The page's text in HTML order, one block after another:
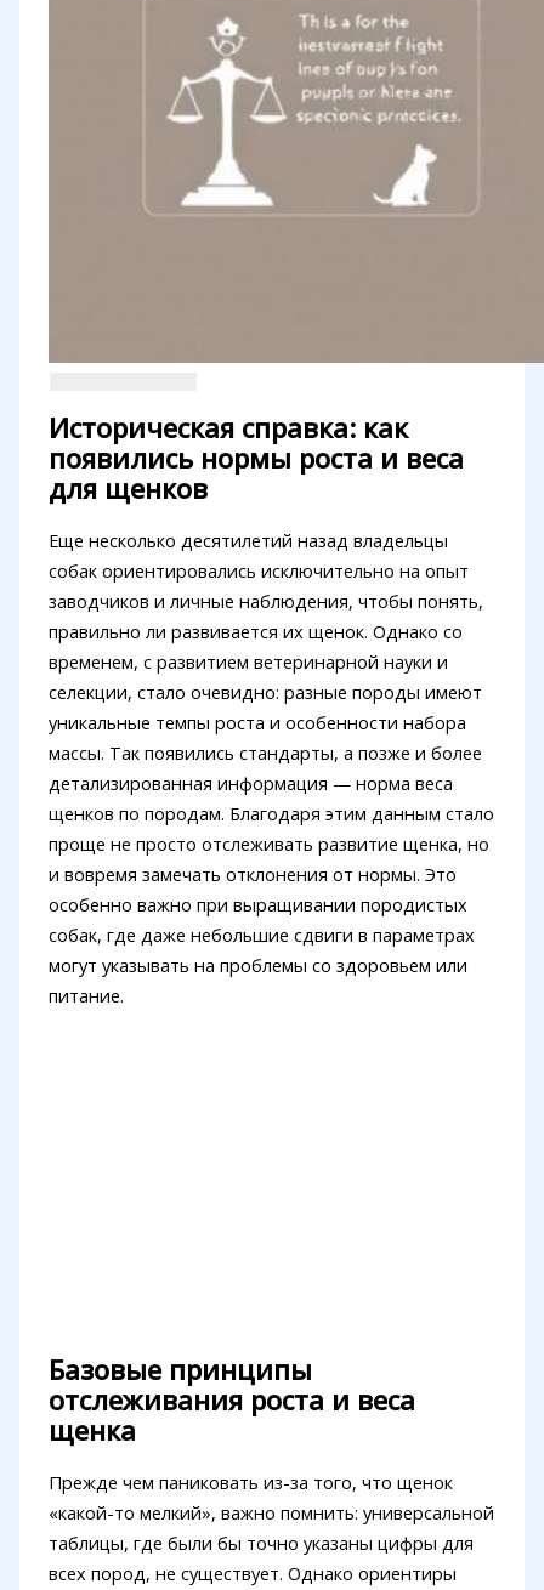
Историческая справка: как
появились нормы роста и веса
для щенков
Еще несколько десятилетий назад владельцы
собак ориентировались исключительно на опыт
заводчиков и личные наблюдения, чтобы понять,
правильно ли развивается их щенок. Однако со
временем, с развитием ветеринарной науки и
селекции, стало очевидно: разные породы имеют
уникальные темпы роста и особенности набора
массы. Так появились стандарты, а позже и более
детализированная информация — норма веса
щенков по породам. Благодаря этим данным стало
проще не просто отслеживать развитие щенка, но
и вовремя замечать отклонения от нормы. Это
особенно важно при выращивании породистых
собак, где даже небольшие сдвиги в параметрах
могут указывать на проблемы со здоровьем или
питание.
Базовые принципы
отслеживания роста и веса
щенка
Прежде чем паниковать из-за того, что щенок
«какой-то мелкий», важно помнить: универсальной
таблицы, где были бы точно указаны цифры для
всех пород, не существует. Однако ориентиры